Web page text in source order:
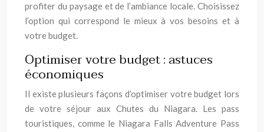
profiter du paysage et de l’ambiance locale. Choisissez
l’option qui correspond le mieux à vos besoins et à
votre budget.
Optimiser votre budget : astuces
économiques
Il existe plusieurs façons d’optimiser votre budget lors
de votre séjour aux Chutes du Niagara. Les pass
touristiques, comme le Niagara Falls Adventure Pass